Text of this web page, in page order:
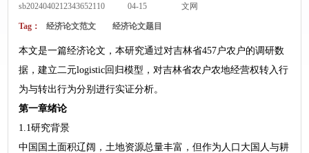
sb2024040212343652110
04-15
文网
Tag： 经济论文范文 经济论文题目
本文是一篇经济论文，本研究通过对吉林省457户农户的调研数
据，建立二元logistic回归模型，对吉林省农户农地经营权转入行
为与转出行为分别进行实证分析。
第一章绪论
1.1研究背景
中国国土面积辽阔，土地资源总量丰富，但作为人口大国人与耕